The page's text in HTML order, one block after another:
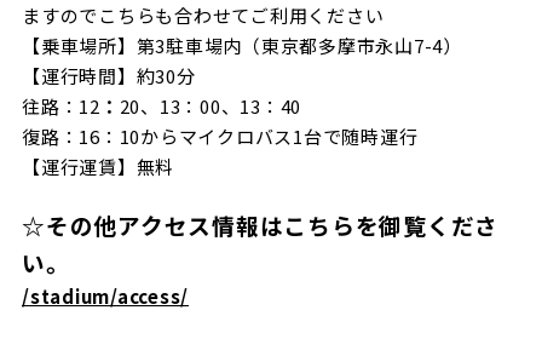
ますのでこちらも合わせてご利用ください
【乗車場所】第3駐車場内（東京都多摩市永山7-4）
【運行時間】約30分
往路：12 ： 20、13：00、13：40
復路：16：10からマイクロバス1台で随時運行
【運行運賃】無料
☆その他アクセス情報はこちらを御覧くださ
い。
/stadium/access/